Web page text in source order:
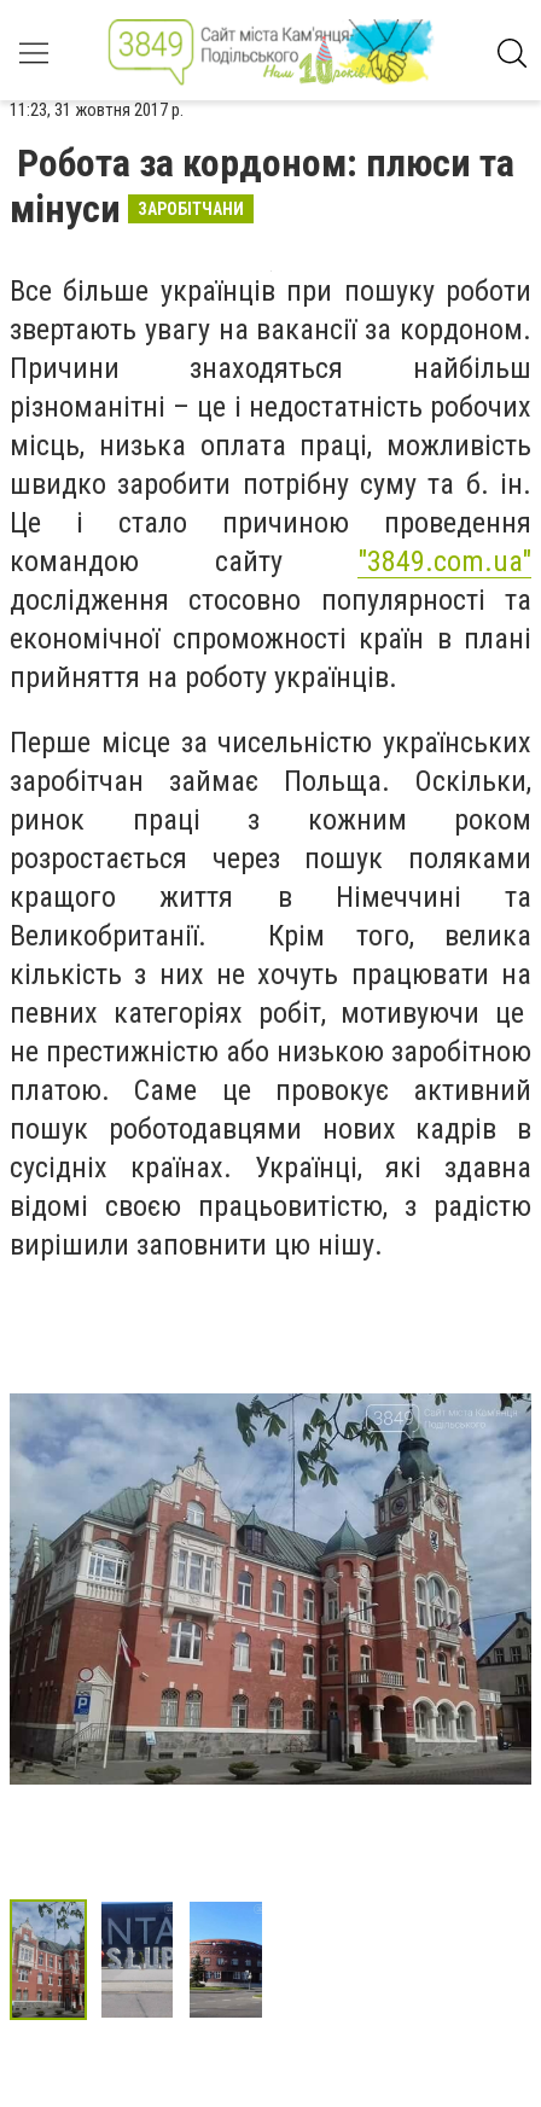
11:23, 31 жовтня 2017 р.
Робота за кордоном: плюси та
мінуси
ЗАРОБІТЧАНИ
Все більше українців при пошуку роботи
звертають увагу на вакансії за кордоном.
Причини знаходяться найбільш
різноманітні – це і недостатність робочих
місць, низька оплата праці, можливість
швидко заробити потрібну суму та б. ін.
Це і стало причиною проведення
командою сайту "3849.com.ua"
дослідження стосовно популярності та
економічної спроможності країн в плані
прийняття на роботу українців.
Перше місце за чисельністю українських
заробітчан займає Польща. Оскільки,
ринок праці з кожним роком
розростається через пошук поляками
кращого життя в Німеччині та
Великобританії. Крім того, велика
кількість з них не хочуть працювати на
певних категоріях робіт, мотивуючи це
не престижністю або низькою заробітною
платою. Саме це провокує активний
пошук роботодавцями нових кадрів в
сусідніх країнах. Українці, які здавна
відомі своєю працьовитістю, з радістю
вирішили заповнити цю нішу.